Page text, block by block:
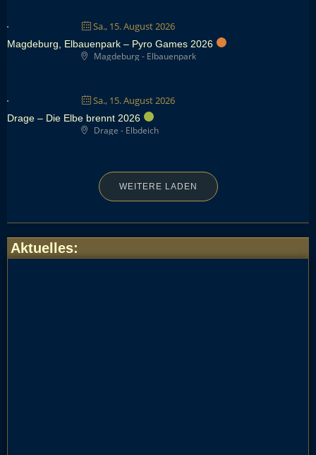
Sa., 15. August 2026
Magdeburg, Elbauenpark – Pyro Games 2026
Magdeburg - Elbauenpark
Sa., 15. August 2026
Drage – Die Elbe brennt 2026
Drage - Elbdeich
WEITERE LADEN
Aktuelles: